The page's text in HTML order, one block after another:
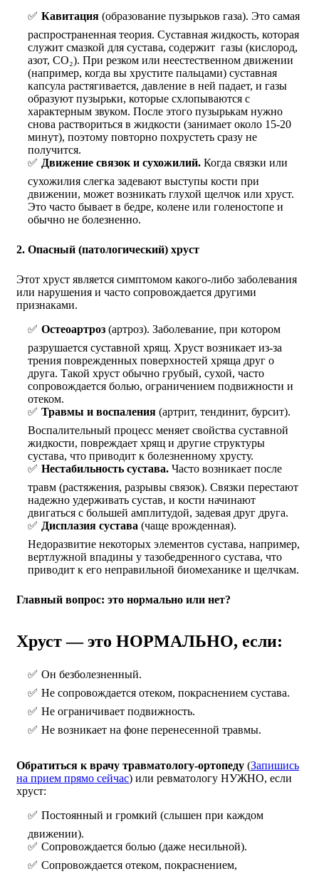
Кавитация(образование пузырьков газа). Это самая
распространенная теория. Суставная жидкость, которая
служит смазкой для сустава, содержит газы (кислород,
азот, CO₂). При резком или неестественном движении
(например, когда вы хрустите пальцами) суставная
капсула растягивается, давление в ней падает, и газы
образуют пузырьки, которые схлопываются с
характерным звуком. После этого пузырькам нужно
снова раствориться в жидкости (занимает около 15-20
минут), поэтому повторно похрустеть сразу не
получится.
Движение связок и сухожилий.Когда связки или
сухожилия слегка задевают выступы кости при
движении, может возникать глухой щелчок или хруст.
Это часто бывает в бедре, колене или голеностопе и
обычно не болезненно.
2. Опасный (патологический) хруст
Этот хруст является симптомом какого-либо заболевания
или нарушения и часто сопровождается другими
признаками.
Остеоартроз(артроз). Заболевание, при котором
разрушается суставной хрящ. Хруст возникает из-за
трения поврежденных поверхностей хряща друг о
друга. Такой хруст обычно грубый, сухой, часто
сопровождается болью, ограничением подвижности и
отеком.
Травмы и воспаления(артрит, тендинит, бурсит).
Воспалительный процесс меняет свойства суставной
жидкости, повреждает хрящ и другие структуры
сустава, что приводит к болезненному хрусту.
Нестабильность сустава.Часто возникает после
травм (растяжения, разрывы связок). Связки перестают
надежно удерживать сустав, и кости начинают
двигаться с большей амплитудой, задевая друг друга.
Дисплазия сустава (чаще врожденная).
Недоразвитие некоторых элементов сустава, например,
вертлужной впадины у тазобедренного сустава, что
приводит к его неправильной биомеханике и щелчкам.
Главный вопрос: это нормально или нет?
Хруст — это НОРМАЛЬНО, если:
Он безболезненный.
Не сопровождается отеком, покраснением сустава.
Не ограничивает подвижность.
Не возникает на фоне перенесенной травмы.
Обратиться к врачу травматологу-ортопеду (Запишись
на прием прямо сейчас) или ревматологу НУЖНО, если
хруст:
Постоянный и громкий (слышен при каждом
движении).
Сопровождается болью (даже несильной).
Сопровождается отеком, покраснением,